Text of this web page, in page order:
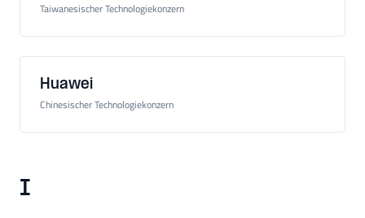
Taiwanesischer Technologiekonzern
Huawei
Chinesischer Technologiekonzern
I